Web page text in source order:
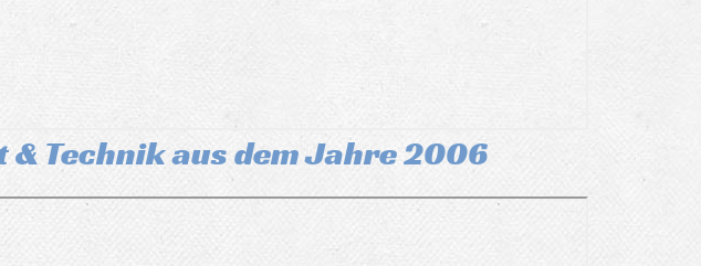
Technik aus dem Jahre 2006